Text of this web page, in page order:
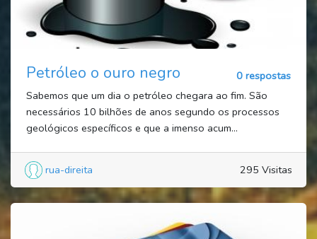
Petróleo o ouro negro
0 respostas
Sabemos que um dia o petróleo chegara ao fim. São
necessários 10 bilhões de anos segundo os processos
geológicos específicos e que a imenso acum...
rua-direita 295 Visitas